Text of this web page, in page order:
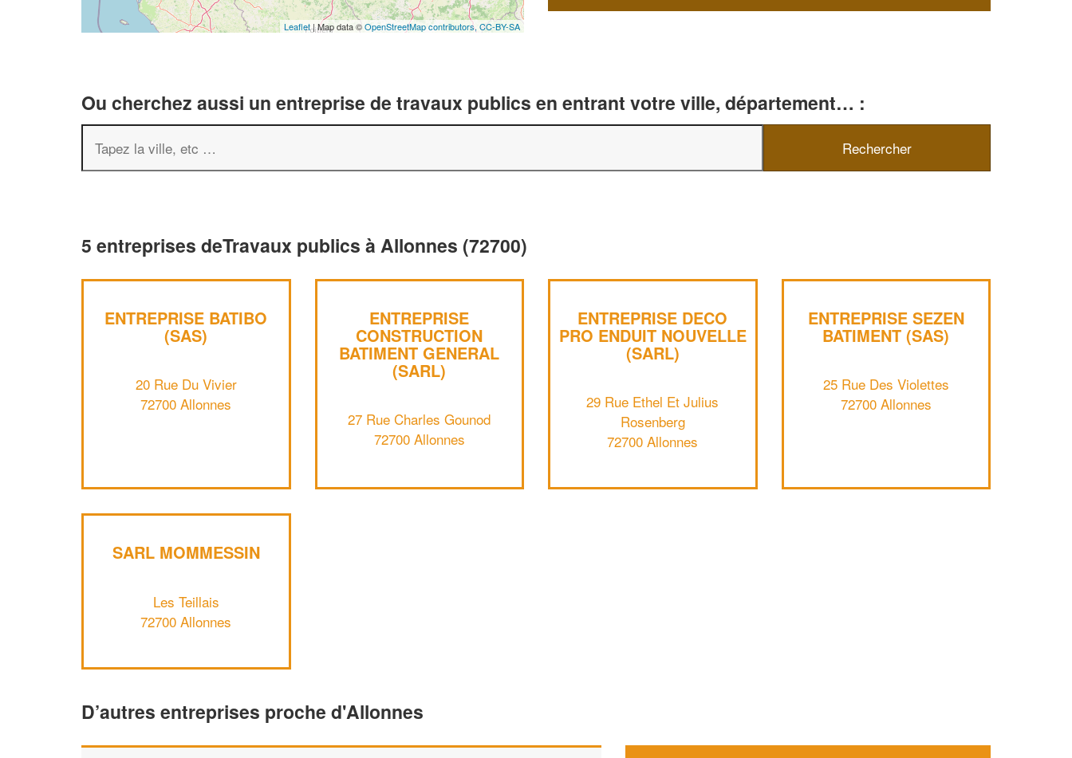
Leaflet| Map data ©OpenStreetMap contributors, CC-BY-SA
Ou cherchez aussi un entreprise de travaux publics en entrant votre ville, département… :
5 entreprises deTravaux publics à Allonnes (72700)
ENTREPRISE BATIBO
(SAS)
20 Rue Du Vivier
72700 Allonnes
ENTREPRISE
CONSTRUCTION
BATIMENT GENERAL
(SARL)
27 Rue Charles Gounod
72700 Allonnes
ENTREPRISE DECO
PRO ENDUIT NOUVELLE
(SARL)
29 Rue Ethel Et Julius
Rosenberg
72700 Allonnes
ENTREPRISE SEZEN
BATIMENT (SAS)
25 Rue Des Violettes
72700 Allonnes
SARL MOMMESSIN
Les Teillais
72700 Allonnes
D’autres entreprises proche d'Allonnes
✕
Vous êtes un
Augmentez votrechiffre d'affaires